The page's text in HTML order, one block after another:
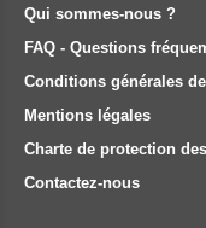
Qui sommes-nous ?
FAQ - Questions
Conditions générales
Mentions légales
Charte de protection
Contactez-nous